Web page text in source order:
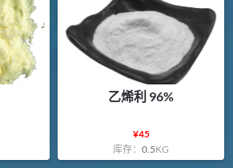
乙烯利 96%
¥45
库存：0.5KG